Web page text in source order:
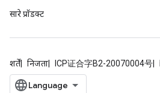
सारे प्रॉडक्ट
शर्तें निजता ICP证合字B2-20070004号